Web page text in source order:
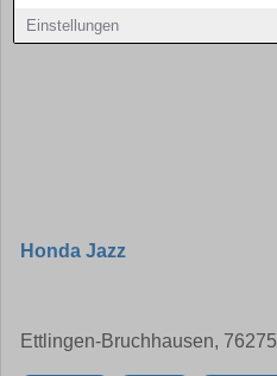
Einstellungen
Honda Jazz
Ettlingen-Bruchhausen, 76275